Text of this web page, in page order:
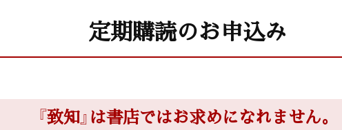
定期購読のお申込み
『致知』は書店ではお求めになれません。